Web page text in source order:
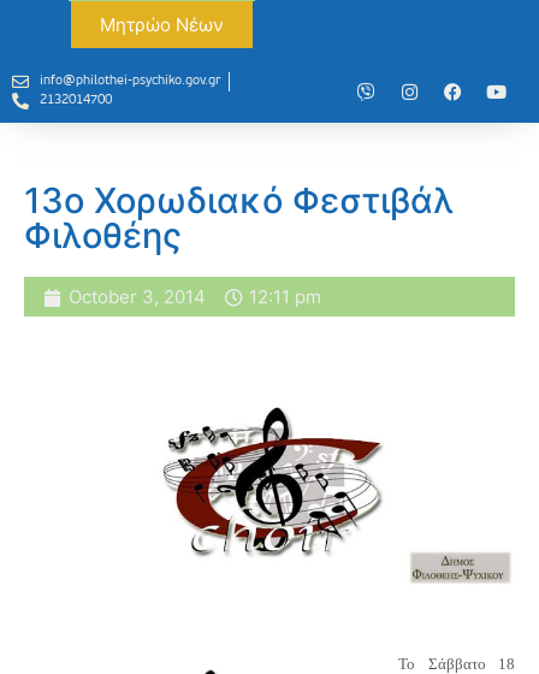
Μητρώο Νέων
info@philothei-psychiko.gov.gr
2132014700
13ο Χορωδιακό Φεστιβάλ
Φιλοθέης
October 3, 2014 12:11 pm
Το Σάββατο 18